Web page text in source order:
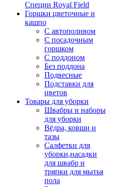
Специи Royal Field
Горшки цветочные и
кашпо
С автополивом
С посадочным
горшком
С поддоном
Без поддона
Подвесные
Подставки для
цветов
Товары для уборки
Швабры и наборы
для уборки
Вёдра, ковши и
тазы
Салфетки для
уборки,насадки
для швабр и
тряпки для мытья
пола